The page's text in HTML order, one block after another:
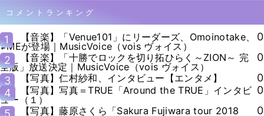
コメントランキング
1
【音楽】「Venue101」にリーダーズ、Omoinotake、
≠MEが登場｜MusicVoice（vois ヴォイス）
0
2
【音楽】「十勝でロックを切り拓ひらく～ZION～ 完
全版」放送決定｜MusicVoice（vois ヴォイス）
0
3
【写真】仁村紗和、インタビュー【エンタメ】
0
4
【写真】写真＝TRUE「Around the TRUE」インタビ
ュー（１）
0
5
【写真】藤原さくら「Sakura Fujiwara tour 2018
0